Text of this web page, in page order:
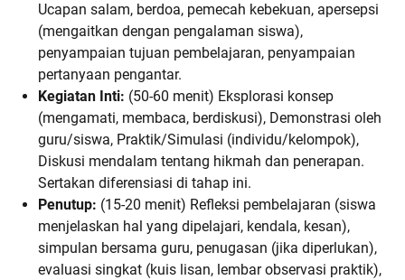
Ucapan salam, berdoa, pemecah kebekuan, apersepsi
(mengaitkan dengan pengalaman siswa),
penyampaian tujuan pembelajaran, penyampaian
pertanyaan pengantar.
Kegiatan Inti: (50-60 menit) Eksplorasi konsep
(mengamati, membaca, berdiskusi), Demonstrasi oleh
guru/siswa, Praktik/Simulasi (individu/kelompok),
Diskusi mendalam tentang hikmah dan penerapan.
Sertakan diferensiasi di tahap ini.
Penutup: (15-20 menit) Refleksi pembelajaran (siswa
menjelaskan hal yang dipelajari, kendala, kesan),
simpulan bersama guru, penugasan (jika diperlukan),
evaluasi singkat (kuis lisan, lembar observasi praktik),